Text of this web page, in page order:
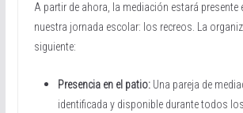
A partir de ahora, la mediación estará presente
nuestra jornada escolar: los recreos. La
siguiente:
Presencia en el patio:Una pareja de
identificada y disponible durante todos